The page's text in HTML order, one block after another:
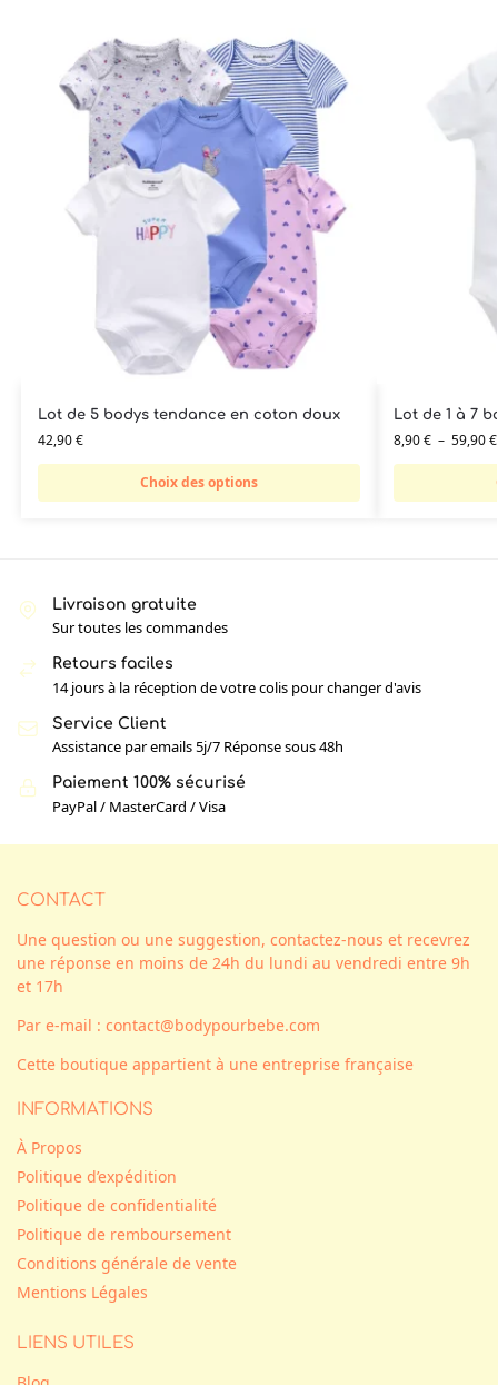
Lot de 5 bodys tendance en coton doux
42,90€
Choix des options
Lot de 1 à 7
8,90€ – 59,90€
Livraison gratuite
Sur toutes les commandes
Retours faciles
14 jours à la réception de votre colis pour changer d'avis
Service Client
Assistance par emails 5j/7 Réponse sous 48h
Paiement 100% sécurisé
PayPal / MasterCard / Visa
CONTACT
Une question ou une suggestion, contactez-nous et recevrez
une réponse en moins de 24h du lundi au vendredi entre 9h
et 17h
Par e-mail : contact@bodypourbebe.com
Cette boutique appartient à une entreprise française
INFORMATIONS
À Propos
Politique d’expédition
Politique de confidentialité
Politique de remboursement
Conditions générale de vente
Mentions Légales
LIENS UTILES